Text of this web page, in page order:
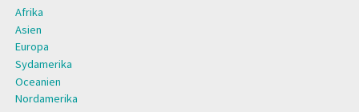
Afrika
Asien
Europa
Sydamerika
Oceanien
Nordamerika